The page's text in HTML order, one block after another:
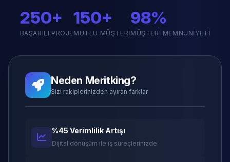
250+
BAŞARILI PROJE
150+
MUTLU MÜŞTERI
98%
MÜŞTERI MEMNUNIYETI
Neden Meritking?
Sizi rakiplerinizden ayıran farklar
%45 Verimlilik Artışı
Dijital dönüşüm ile iş süreçlerinizde